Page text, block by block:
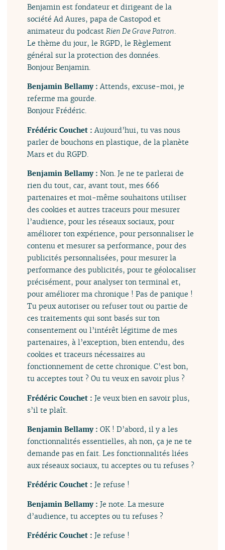
Benjamin est fondateur et dirigeant de la
société Ad Aures, papa de Castopod et
animateur du podcastRien De Grave Patron.
Le thème du jour, le RGPD, le Règlement
général sur la protection des données.
Bonjour Benjamin.
Benjamin Bellamy :Attends, excuse-moi, je
referme ma gourde.
Bonjour Frédéric.
Frédéric Couchet :Aujourd’hui, tu vas nous
parler de bouchons en plastique, de la planète
Mars et du RGPD.
Benjamin Bellamy :Non. Je ne te parlerai de
rien du tout, car, avant tout, mes 666
partenaires et moi-même souhaitons utiliser
des cookies et autres traceurs pour mesurer
l’audience, pour les réseaux sociaux, pour
améliorer ton expérience, pour personnaliser le
contenu et mesurer sa performance, pour des
publicités personnalisées, pour mesurer la
performance des publicités, pour te géolocaliser
précisément, pour analyser ton terminal et,
pour améliorer ma chronique ! Pas de panique !
Tu peux autoriser ou refuser tout ou partie de
ces traitements qui sont basés sur ton
consentement ou l’intérêt légitime de mes
partenaires, à l’exception, bien entendu, des
cookies et traceurs nécessaires au
fonctionnement de cette chronique. C’est bon,
tu acceptes tout ? Ou tu veux en savoir plus ?
Frédéric Couchet :Je veux bien en savoir plus,
s’il te plaît.
Benjamin Bellamy :OK ! D’abord, il y a les
fonctionnalités essentielles, ah non, ça je ne te
demande pas en fait. Les fonctionnalités liées
aux réseaux sociaux, tu acceptes ou tu refuses ?
Frédéric Couchet :Je refuse !
Benjamin Bellamy :Je note. La mesure
d’audience, tu acceptes ou tu refuses ?
Frédéric Couchet :Je refuse !